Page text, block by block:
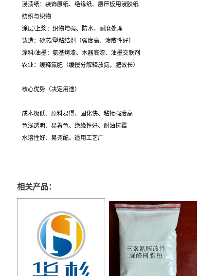
浸渍纸：装饰原纸、绝缘纸、层压板用浸胶纸
纺织与织物
涂层/上浆：织物增强、防水、耐磨处理
铸造：砂芯/型粘结剂（强度高、溃散性好）
涂料/油墨：氨基烤漆、木器底漆、油墨交联剂
农业：缓释氮肥（缓慢分解释放氮，肥效长）
核心优势（决定用途）
成本极低、原料易得、固化快、粘接强度高
色浅透明、易着色、绝缘性好、耐油抗霉
水溶性好、易调配、适用工艺广
相关产品：